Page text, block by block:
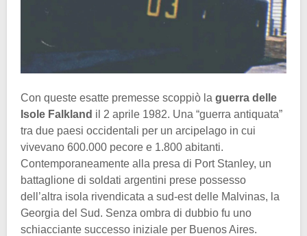
Con queste esatte premesse scoppiò la guerra delle
Isole Falkland il 2 aprile 1982. Una “guerra antiquata”
tra due paesi occidentali per un arcipelago in cui
vivevano 600.000 pecore e 1.800 abitanti.
Contemporaneamente alla presa di Port Stanley, un
battaglione di soldati argentini prese possesso
dell’altra isola rivendicata a sud-est delle Malvinas, la
Georgia del Sud. Senza ombra di dubbio fu uno
schiacciante successo iniziale per Buenos Aires.